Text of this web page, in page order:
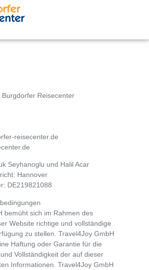
Reisecenter
reisecenter.de
Seyhanoglu und Halil Acar
Hannover
DE219821088
bemüht sich im Rahmen des
Website richtige und vollständige
zu stellen. Travel4Joy GmbH
Haftung oder Garantie für die
Vollständigkeit der auf dieser
Informationen. Travel4Joy GmbH